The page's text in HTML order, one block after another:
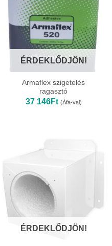
ÉRDEKLŐDJÖN!
Armaflex szigetelés
ragasztó
37 146Ft (Áfa-val)
ÉRDEKLŐDJÖN!